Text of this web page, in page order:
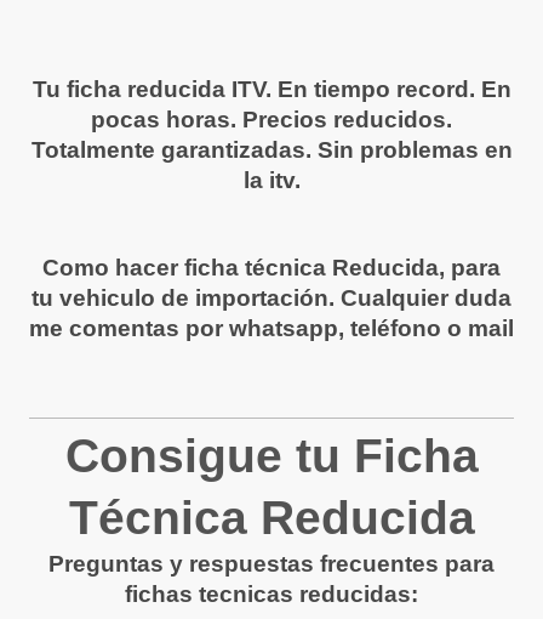
Tu ficha reducida ITV. En tiempo record. En
pocas horas. Precios reducidos.
Totalmente garantizadas. Sin problemas en
la itv.
Como hacer ficha técnica Reducida, para
tu vehiculo de importación. Cualquier duda
me comentas por whatsapp, teléfono o mail
Consigue tu Ficha
Técnica Reducida
Preguntas y respuestas frecuentes para
fichas tecnicas reducidas: